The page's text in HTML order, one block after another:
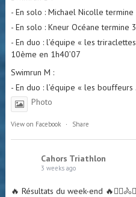
Swimrun M :
- En duo : l’équipe « les bouffeurs
Photo
Cahors Triathlon
3 weeks ago
- Camille Desmartin : 29ème au
en 2h49’27